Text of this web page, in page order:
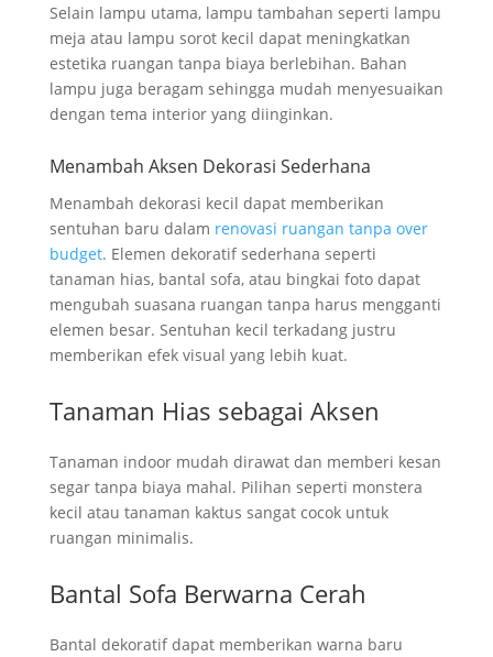
Selain lampu utama, lampu tambahan seperti lampu
meja atau lampu sorot kecil dapat meningkatkan
estetika ruangan tanpa biaya berlebihan. Bahan
lampu juga beragam sehingga mudah menyesuaikan
dengan tema interior yang diinginkan.
Menambah Aksen Dekorasi Sederhana
Menambah dekorasi kecil dapat memberikan
sentuhan baru dalam renovasi ruangan tanpa over
budget. Elemen dekoratif sederhana seperti
tanaman hias, bantal sofa, atau bingkai foto dapat
mengubah suasana ruangan tanpa harus mengganti
elemen besar. Sentuhan kecil terkadang justru
memberikan efek visual yang lebih kuat.
Tanaman Hias sebagai Aksen
Tanaman indoor mudah dirawat dan memberi kesan
segar tanpa biaya mahal. Pilihan seperti monstera
kecil atau tanaman kaktus sangat cocok untuk
ruangan minimalis.
Bantal Sofa Berwarna Cerah
Bantal dekoratif dapat memberikan warna baru